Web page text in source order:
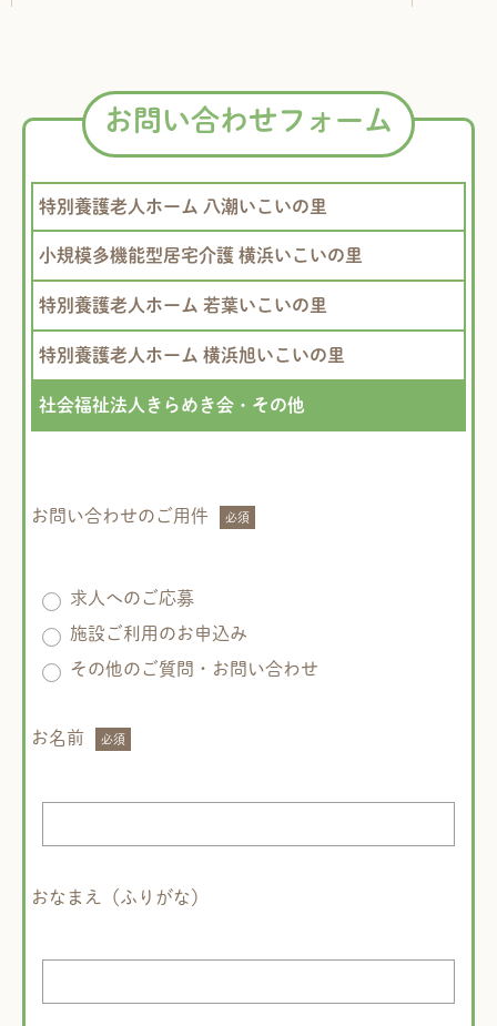
お問い合わせフォーム
特別養護老人ホーム 八潮いこいの里
小規模多機能型居宅介護 横浜いこいの里
特別養護老人ホーム 若葉いこいの里
特別養護老人ホーム 横浜旭いこいの里
社会福祉法人きらめき会・その他
お問い合わせのご用件
求人へのご応募
施設ご利用のお申込み
その他のご質問・お問い合わせ
お名前
おなまえ（ふりがな）